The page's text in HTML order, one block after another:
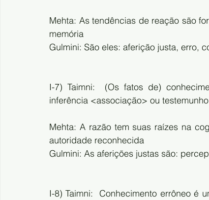
Mehta: As tendências de reação são
memória
Gulmini: São eles: aferição justa, erro,
I-7) Taimni:  (Os fatos de)
inferência <associação> ou testemunho
Mehta: A razão tem suas raízes na
autoridade reconhecida
Gulmini: As aferições justas são:
I-8) Taimni:  Conhecimento errôneo é